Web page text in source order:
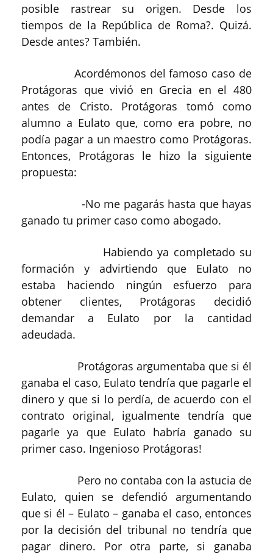
posible rastrear su origen. Desde los
tiempos de la República de Roma?. Quizá.
Desde antes? También.
Acordémonos del famoso caso de
Protágoras que vivió en Grecia en el 480
antes de Cristo. Protágoras tomó como
alumno a Eulato que, como era pobre, no
podía pagar a un maestro como Protágoras.
Entonces, Protágoras le hizo la siguiente
propuesta:
-No me pagarás hasta que hayas
ganado tu primer caso como abogado.
Habiendo ya completado su
formación y advirtiendo que Eulato no
estaba haciendo ningún esfuerzo para
obtener clientes, Protágoras decidió
demandar a Eulato por la cantidad
adeudada.
Protágoras argumentaba que si él
ganaba el caso, Eulato tendría que pagarle el
dinero y que si lo perdía, de acuerdo con el
contrato original, igualmente tendría que
pagarle ya que Eulato habría ganado su
primer caso. Ingenioso Protágoras!
Pero no contaba con la astucia de
Eulato, quien se defendió argumentando
que si él – Eulato – ganaba el caso, entonces
por la decisión del tribunal no tendría que
pagar dinero. Por otra parte, si ganaba